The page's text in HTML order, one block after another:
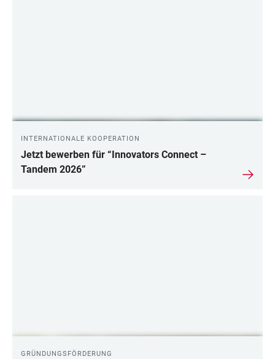
INTERNATIONALE KOOPERATION
Jetzt bewerben für “Innovators Connect –
Tandem 2026”
GRÜNDUNGSFÖRDERUNG